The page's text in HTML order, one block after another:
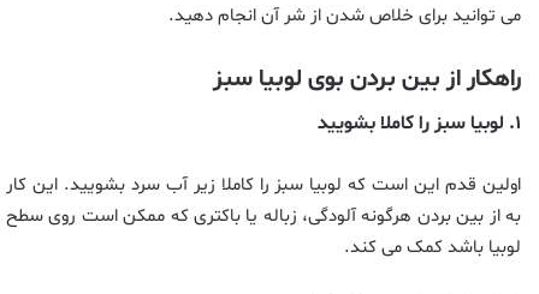
می توانید برای خلاص شدن از شر آن انجام دهید.
راهکار از بین بردن بوی لوبیا سبز
۱. لوبیا سبز را کاملا بشویید
اولین قدم این است که لوبیا سبز را کاملا زیر آب سرد بشویید. این کار
به از بین بردن هرگونه آلودگی، زباله یا باکتری که ممکن است روی سطح
لوبیا باشد کمک می کند.